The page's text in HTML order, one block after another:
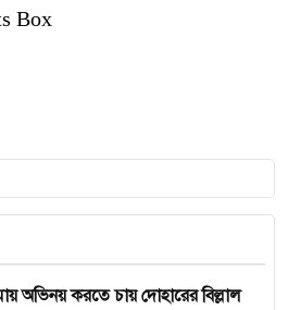
Box
অভিনয় করতে চায় দোহারের বিল্লাল